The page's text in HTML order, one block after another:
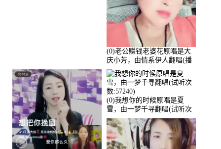
(0)老公赚钱老婆花原唱是大
庆小芳，由情系伊人翻唱(播
放:72036)
(0)我想你的时候原唱是夏
雪，由一梦千寻翻唱(试听次
数:57240)